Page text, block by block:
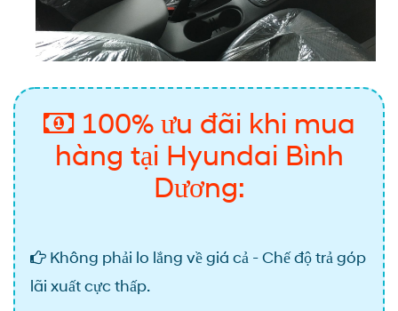
100% ưu đãi khi mua
hàng tại Hyundai Bình
Dương:
Không phải lo lắng về giá cả - Chế độ trả góp
lãi xuất cực thấp.